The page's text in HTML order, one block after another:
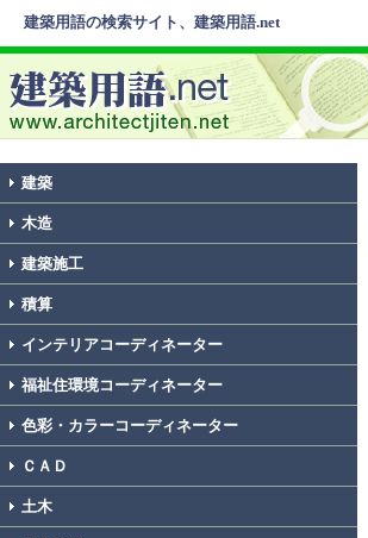
建築用語の検索サイト、建築用語.net
建築
木造
建築施工
積算
インテリアコーディネーター
福祉住環境コーディネーター
色彩・カラーコーディネーター
ＣＡＤ
土木